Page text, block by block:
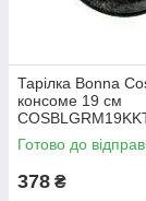
Тарілка Bonna
консоме 19 см
Готово до
378 ₴